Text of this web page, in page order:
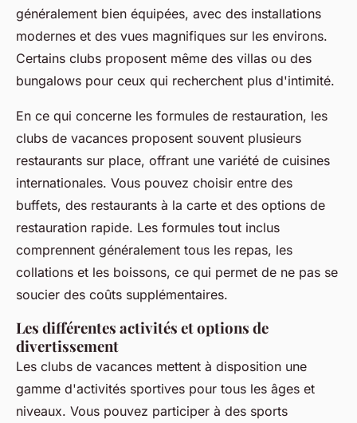
généralement bien équipées, avec des installations
modernes et des vues magnifiques sur les environs.
Certains clubs proposent même des villas ou des
bungalows pour ceux qui recherchent plus d'intimité.
En ce qui concerne les formules de restauration, les
clubs de vacances proposent souvent plusieurs
restaurants sur place, offrant une variété de cuisines
internationales. Vous pouvez choisir entre des
buffets, des restaurants à la carte et des options de
restauration rapide. Les formules tout inclus
comprennent généralement tous les repas, les
collations et les boissons, ce qui permet de ne pas se
soucier des coûts supplémentaires.
Les différentes activités et options de
divertissement
Les clubs de vacances mettent à disposition une
gamme d'activités sportives pour tous les âges et
niveaux. Vous pouvez participer à des sports